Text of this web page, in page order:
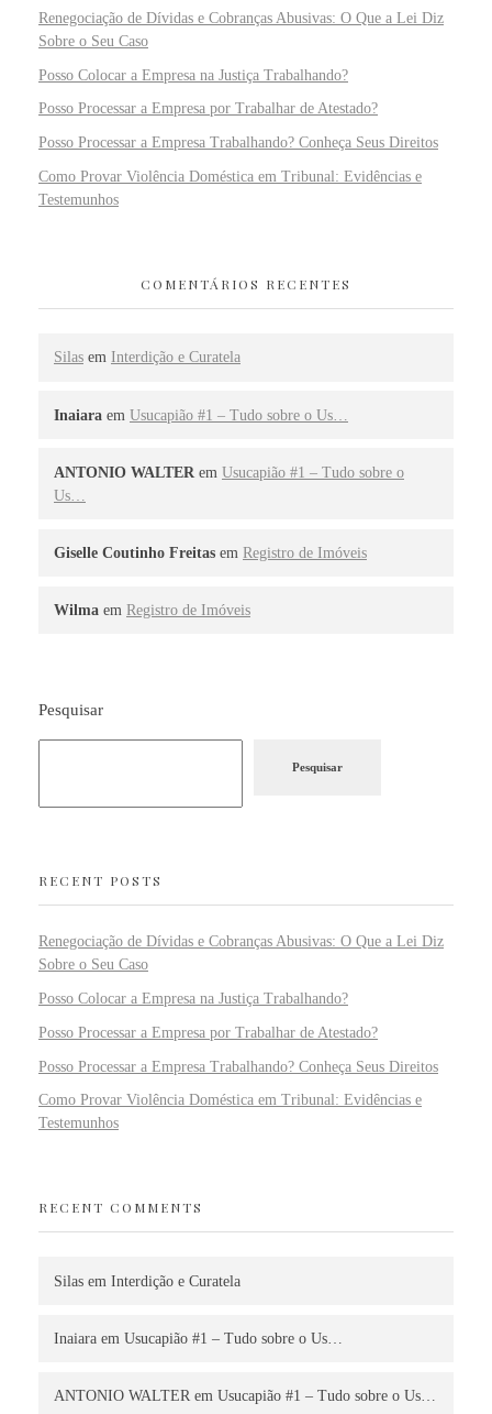
Renegociação de Dívidas e Cobranças Abusivas: O Que a Lei Diz
Sobre o Seu Caso
Posso Colocar a Empresa na Justiça Trabalhando?
Posso Processar a Empresa por Trabalhar de Atestado?
Posso Processar a Empresa Trabalhando? Conheça Seus Direitos
Como Provar Violência Doméstica em Tribunal: Evidências e
Testemunhos
COMENTÁRIOS RECENTES
Silas em Interdição e Curatela
Inaiara em Usucapião #1 – Tudo sobre o Us…
ANTONIO WALTER em Usucapião #1 – Tudo sobre o
Us…
Giselle Coutinho Freitas em Registro de Imóveis
Wilma em Registro de Imóveis
Pesquisar
Pesquisar
RECENT POSTS
Renegociação de Dívidas e Cobranças Abusivas: O Que a Lei Diz
Sobre o Seu Caso
Posso Colocar a Empresa na Justiça Trabalhando?
Posso Processar a Empresa por Trabalhar de Atestado?
Posso Processar a Empresa Trabalhando? Conheça Seus Direitos
Como Provar Violência Doméstica em Tribunal: Evidências e
Testemunhos
RECENT COMMENTS
Silas em Interdição e Curatela
Inaiara em Usucapião #1 – Tudo sobre o Us…
ANTONIO WALTER em Usucapião #1 – Tudo sobre o Us…